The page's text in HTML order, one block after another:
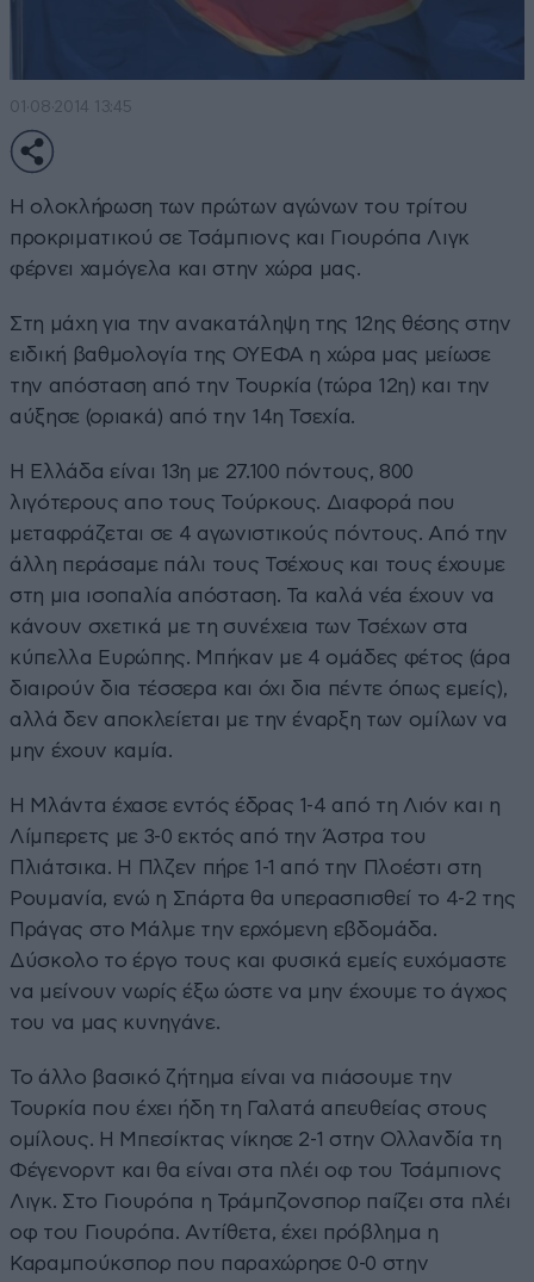
01·08·2014 13:45
Η ολοκλήρωση των πρώτων αγώνων του τρίτου
προκριματικού σε Τσάμπιονς και Γιουρόπα Λιγκ
φέρνει χαμόγελα και στην χώρα μας.
Στη μάχη για την ανακατάληψη της 12ης θέσης στην
ειδική βαθμολογία της ΟΥΕΦΑ η χώρα μας μείωσε
την απόσταση από την Τουρκία (τώρα 12η) και την
αύξησε (οριακά) από την 14η Τσεχία.
Η Ελλάδα είναι 13η με 27.100 πόντους, 800
λιγότερους απο τους Τούρκους. Διαφορά που
μεταφράζεται σε 4 αγωνιστικούς πόντους. Από την
άλλη περάσαμε πάλι τους Τσέχους και τους έχουμε
στη μια ισοπαλία απόσταση. Τα καλά νέα έχουν να
κάνουν σχετικά με τη συνέχεια των Τσέχων στα
κύπελλα Ευρώπης. Μπήκαν με 4 ομάδες φέτος (άρα
διαιρούν δια τέσσερα και όχι δια πέντε όπως εμείς),
αλλά δεν αποκλείεται με την έναρξη των ομίλων να
μην έχουν καμία.
H Mλάντα έχασε εντός έδρας 1-4 από τη Λιόν και η
Λίμπερετς με 3-0 εκτός από την Άστρα του
Πλιάτσικα. Η Πλζεν πήρε 1-1 από την Πλοέστι στη
Ρουμανία, ενώ η Σπάρτα θα υπερασπισθεί το 4-2 της
Πράγας στο Μάλμε την ερχόμενη εβδομάδα.
Δύσκολο το έργο τους και φυσικά εμείς ευχόμαστε
να μείνουν νωρίς έξω ώστε να μην έχουμε το άγχος
του να μας κυνηγάνε.
Το άλλο βασικό ζήτημα είναι να πιάσουμε την
Τουρκία που έχει ήδη τη Γαλατά απευθείας στους
ομίλους. Η Μπεσίκτας νίκησε 2-1 στην Ολλανδία τη
Φέγενορντ και θα είναι στα πλέι οφ του Τσάμπιονς
Λιγκ. Στο Γιουρόπα η Τράμπζονσπορ παίζει στα πλέι
οφ του Γιουρόπα. Αντίθετα, έχει πρόβλημα η
Καραμπούκσπορ που παραχώρησε 0-0 στην